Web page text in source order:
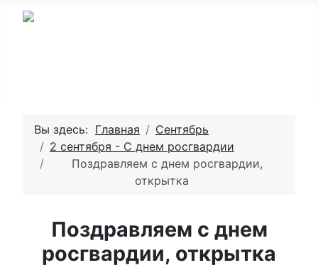
Вы здесь: Главная
Сентябрь
2 сентября - С днем росгвардии
Поздравляем с днем росгвардии,
открытка
Поздравляем с днем
росгвардии, открытка